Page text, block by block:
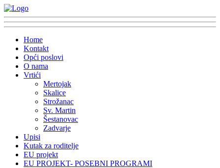
Home
Kontakt
Opći poslovi
O nama
Vrtići
Mertojak
Skalice
Strožanac
Sv. Martin
Šestanovac
Zadvarje
Upisi
Kutak za roditelje
EU projekt
EU PROJEKT- POSEBNI PROGRAMI